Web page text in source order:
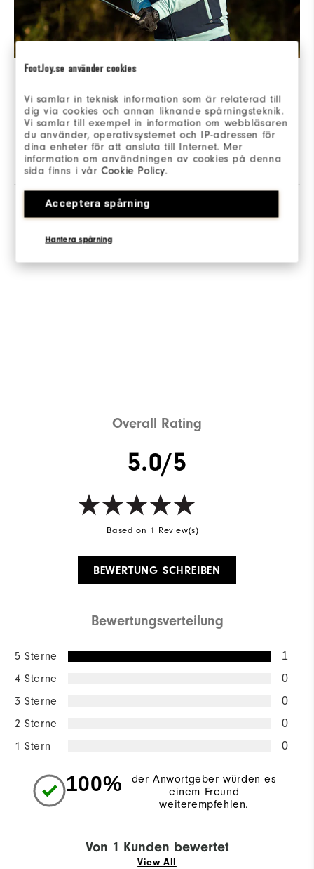
FootJoy.se använder cookies
Vi samlar in teknisk information som är relaterad till
dig via cookies och annan liknande spårningsteknik.
Vi samlar till exempel in information om webbläsaren
du använder, operativsystemet och IP-adressen för
dina enheter för att ansluta till Internet. Mer
information om användningen av cookies på denna
sida finns i vårCookie Policy.
Acceptera spårning
Hantera spårning
Ultimativer Schutz
ThermoSeries-Außenschichten kombinieren technisches
Strick- und Webgewebe, das Wärme und Komfort unter
den härtesten Bedingungen bietet und gleichzeitig volle
Bewegungen beim Schwingen, ermöglicht.
Overall Rating
5.0/5
Based on 1 Review(s)
BEWERTUNG SCHREIBEN
Bewertungsverteilung
5 Sterne 1
4 Sterne 0
3 Sterne 0
2 Sterne 0
1 Stern 0
100%
der Anwortgeber würden es
einem Freund
weiterempfehlen.
Von 1 Kunden bewertet
View All